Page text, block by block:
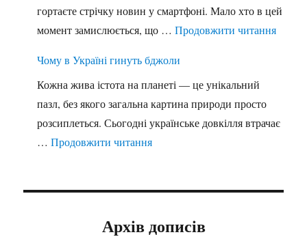
гортаєте стрічку новин у смартфоні. Мало хто в цей
момент замислюється, що …Продовжити читання
Чому в Україні гинуть бджоли
Кожна жива істота на планеті — це унікальний
пазл, без якого загальна картина природи просто
розсиплеться. Сьогодні українське довкілля втрачає
…Продовжити читання"Чому в Україні гинуть бджоли"
Архів дописів